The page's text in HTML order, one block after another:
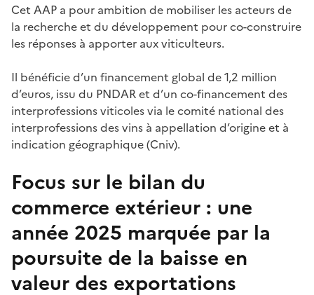
Cet AAP a pour ambition de mobiliser les acteurs de
la recherche et du développement pour co-construire
les réponses à apporter aux viticulteurs.
Il bénéficie d’un financement global de 1,2 million
d’euros, issu du PNDAR et d’un co-financement des
interprofessions viticoles via le comité national des
interprofessions des vins à appellation d’origine et à
indication géographique (Cniv).
Focus sur le bilan du
commerce extérieur : une
année 2025 marquée par la
poursuite de la baisse en
valeur des exportations